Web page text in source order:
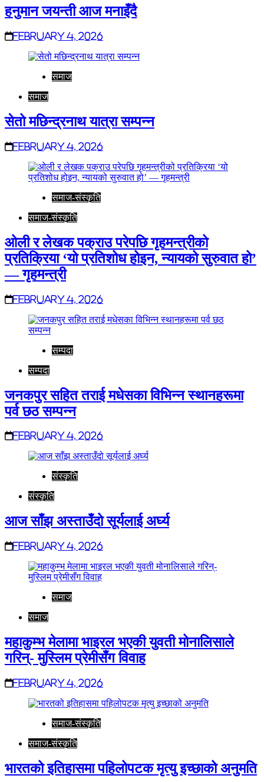
हनुमान जयन्ती आज मनाइँदै
February 4, 2026
समाज
समाज
सेतो मछिन्द्रनाथ यात्रा सम्पन्न
February 4, 2026
समाज-संस्कृति
समाज-संस्कृति
ओली र लेखक पक्राउ परेपछि गृहमन्त्रीको
प्रतिक्रिया ‘यो प्रतिशोध होइन, न्यायको सुरुवात हो’
— गृहमन्त्री
February 4, 2026
सम्पदा
सम्पदा
जनकपुर सहित तराई मधेसका विभिन्न स्थानहरूमा
पर्व छठ सम्पन्न
February 4, 2026
संस्कृति
संस्कृति
आज साँझ अस्ताउँदो सूर्यलाई अर्घ्य
February 4, 2026
समाज
समाज
महाकुम्भ मेलामा भाइरल भएकी युवती मोनालिसाले
गरिन्- मुस्लिम प्रेमीसँग विवाह
February 4, 2026
समाज-संस्कृति
समाज-संस्कृति
भारतको इतिहासमा पहिलोपटक मृत्यु इच्छाको अनुमति